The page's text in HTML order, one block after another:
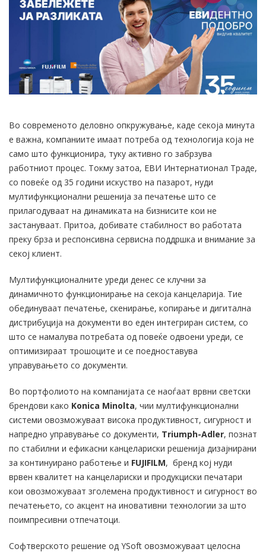
Во современото деловно опкружување, каде секоја минута
е важна, компаниите имаат потреба од технологија која не
само што функционира, туку активно го забрзува
работниот процес. Токму затоа, ЕВИ Интернатионал Траде,
со повеќе од 35 години искуство на пазарот, нуди
мултифункционални решенија за печатење што се
прилагодуваат на динамиката на бизнисите кои не
застануваат. Притоа, добивате стабилност во работата
преку брза и респонсивна сервисна поддршка и внимание за
секој клиент.
Мултифункционалните уреди денес се клучни за
динамичното функционирање на секоја канцеларија. Тие
обединуваат печатење, скенирање, копирање и дигитална
дистрибуција на документи во еден интегриран систем, со
што се намалува потребата од повеќе одвоени уреди, се
оптимизираат трошоците и се поедноставува
управувањето со документи.
Во портфолиото на компанијата се наоѓаат врвни светски
брендови како Konica Minolta, чии мултифункционални
системи овозможуваат висока продуктивност, сигурност и
напредно управување со документи, Triumph-Adler, познат
по стабилни и ефикасни канцелариски решенија дизајнирани
за континуирано работење и FUJIFILM, бренд кој нуди
врвен квалитет на канцелариски и продукциски печатари
кои овозможуваат зголемена продуктивност и сигурност во
печатењето, со акцент на иновативни технологии за што
поимпресивни отпечатоци.
Софтверското решение од YSoft овозможуваат целосна